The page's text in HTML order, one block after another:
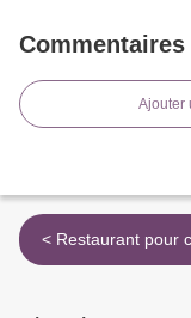
Commentaires
Ajouter
< Restaurant pour